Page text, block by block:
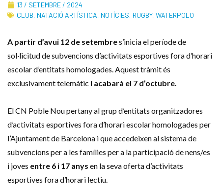
13 / SETEMBRE / 2024
CLUB, NATACIÓ ARTÍSTICA, NOTÍCIES, RUGBY, WATERPOLO
A partir d’avui 12 de setembres’inicia el període de
sol·licitud de subvencions d’activitats esportives fora d’horari
escolar d’entitats homologades. Aquest tràmit és
exclusivament telemàtic i acabarà el 7 d’octubre.
El CN Poble Nou pertany al grup d’entitats organitzadores
d’activitats esportives fora d’horari escolar homologades per
l’Ajuntament de Barcelona i que accedeixen al sistema de
subvencions per a les famílies per a la participació de nens/es
i joves entre 6 i 17 anys en la seva oferta d’activitats
esportives fora d’horari lectiu.